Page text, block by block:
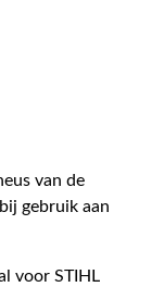
van de
gebruik aan
voor STIHL